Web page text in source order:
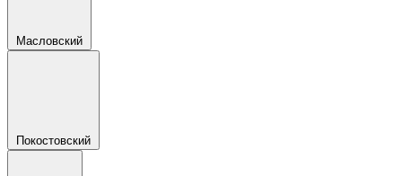
Масловский
Покостовский